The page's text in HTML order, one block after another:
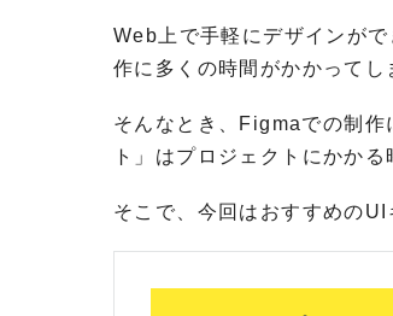
Web上で手軽にデザインが
作に多くの時間がかかってし
そんなとき、Figmaでの制作
ト」はプロジェクトにかか
そこで、今回はおすすめのUI